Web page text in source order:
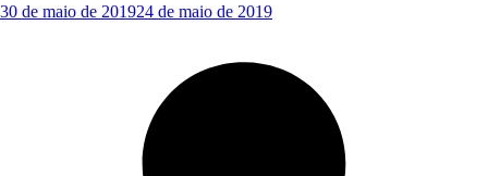
30 de maio de 201924 de maio de 2019